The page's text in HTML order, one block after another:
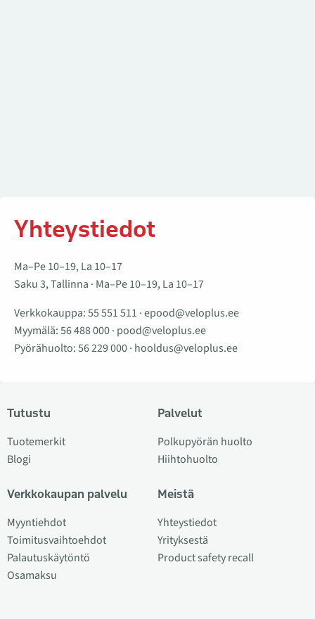
Yhteystiedot
Ma–Pe 10–19, La 10–17
Saku 3, Tallinna · Ma–Pe 10–19, La 10–17
Verkkokauppa:55 551 511 ·epood@veloplus.ee
Myymälä:56 488 000· pood@veloplus.ee
Pyörähuolto:56 229 000· hooldus@veloplus.ee
Tutustu
Tuotemerkit
Blogi
Verkkokaupan palvelu
Myyntiehdot
Toimitusvaihtoehdot
Palautuskäytöntö
Osamaksu
Palvelut
Polkupyörän huolto
Hiihtohuolto
Meistä
Yhteystiedot
Yrityksestä
Product safety recall